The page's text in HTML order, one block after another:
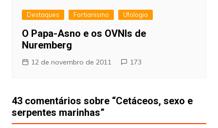
Destaques Fortianismo Ufologia
O Papa-Asno e os OVNIs de
Nuremberg
12 de novembro de 2011 173
43 comentários sobre “Cetáceos, sexo e
serpentes marinhas”